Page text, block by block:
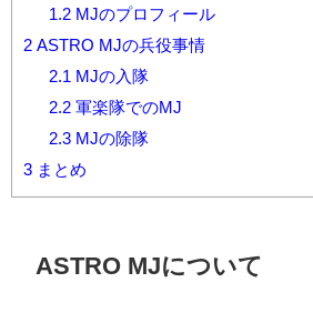
1.2MJのプロフィール
2 ASTRO MJの兵役事情
2.1 MJの入隊
2.2軍楽隊でのMJ
2.3MJの除隊
3 まとめ
ASTRO MJについて